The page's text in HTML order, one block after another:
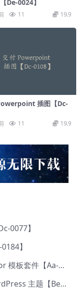
De-0024】
11 19.9
插图【Dc-
11 19.9
0077】
】
Jarvis – 网络安全服务 Elementor 模板套件【Aa-0035】
lmpeka v1.3.9-创意多用途 WordPress 主题【Be-0064】